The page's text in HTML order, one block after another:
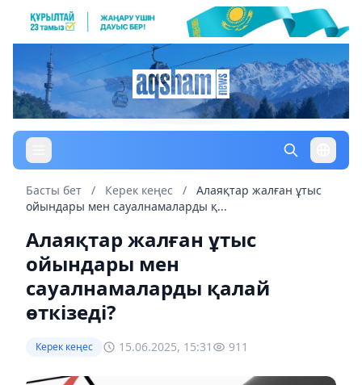
Басты бет / Керек кеңес /
Алаяқтар жалған ұтыс
ойындары мен сауалнамаларды қ...
Алаяқтар жалған ұтыс
ойындары мен
сауалнамаларды қалай
өткізеді?
Керек кеңес 15.06.2025, 15:31 911